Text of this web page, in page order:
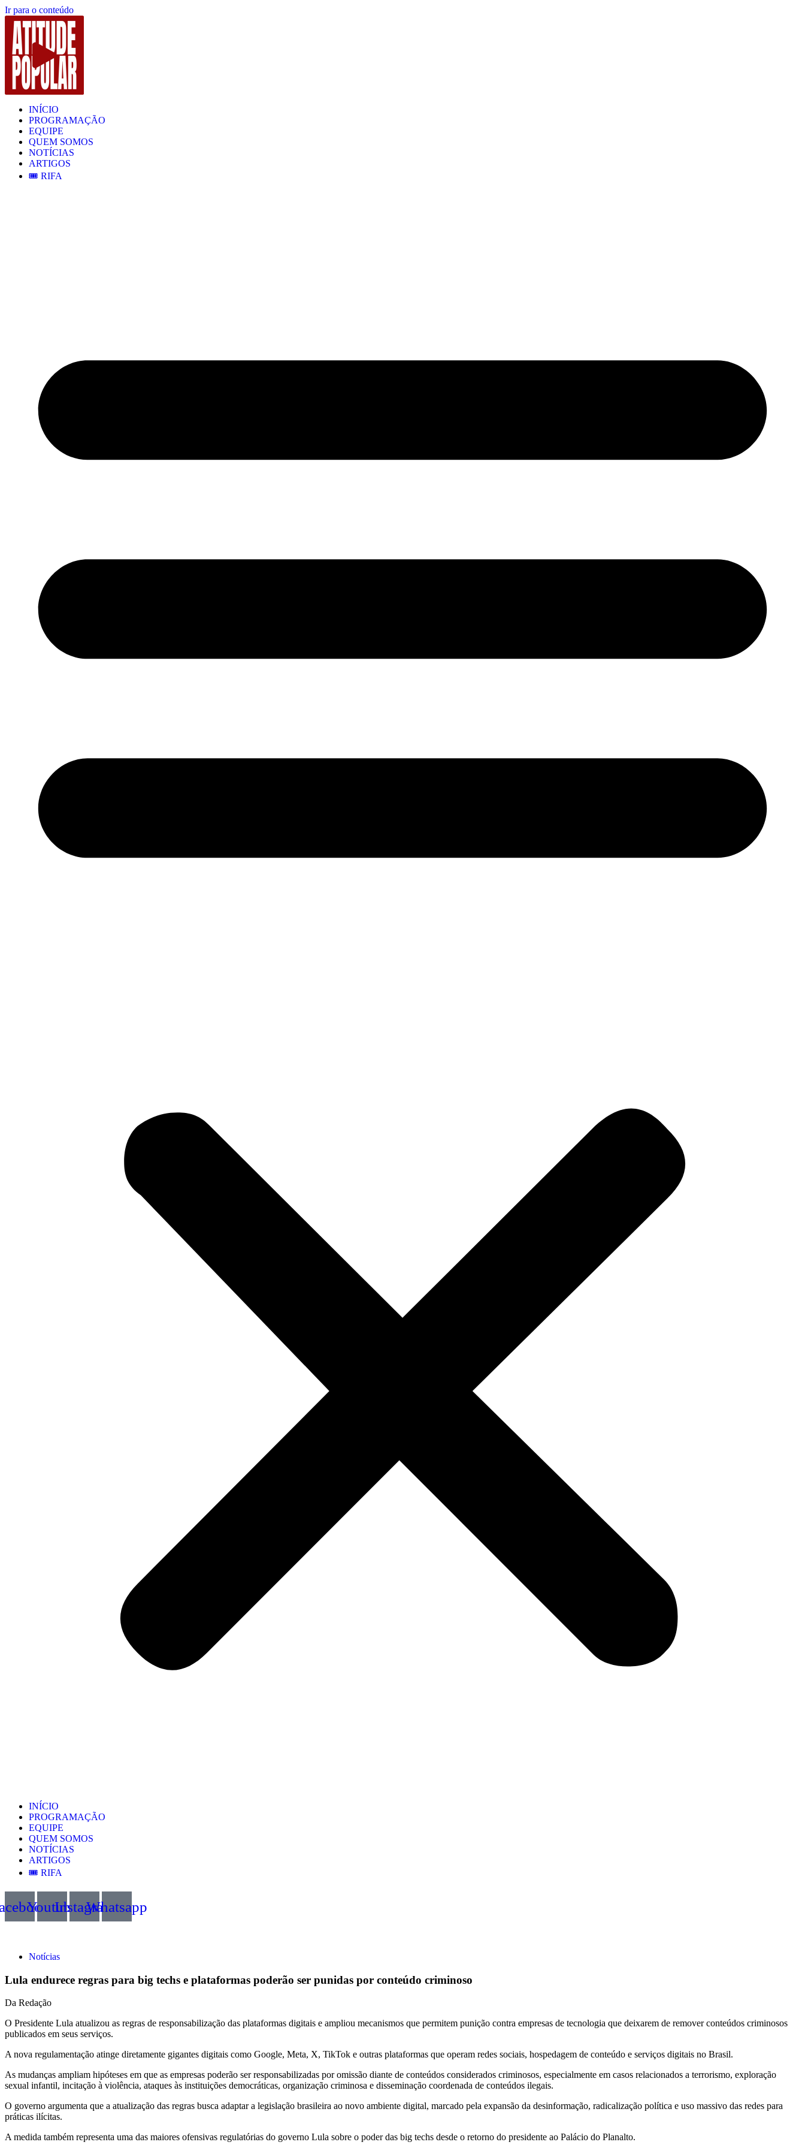
Ir para o conteúdo
INÍCIO
PROGRAMAÇÃO
EQUIPE
QUEM SOMOS
NOTÍCIAS
ARTIGOS
🎟️ RIFA
INÍCIO
PROGRAMAÇÃO
EQUIPE
QUEM SOMOS
NOTÍCIAS
ARTIGOS
🎟️ RIFA
YoutubeInstagramWhatsapp
Notícias
Lula endurece regras para big techs e plataformas poderão ser punidas por conteúdo criminoso
Da Redação
O Presidente Lula atualizou as regras de responsabilização das plataformas digitais e ampliou mecanismos que permitem punição contra empresas de tecnologia que deixarem de remover conteúdos criminosos
publicados em seus serviços.
A nova regulamentação atinge diretamente gigantes digitais como Google, Meta, X, TikTok e outras plataformas que operam redes sociais, hospedagem de conteúdo e serviços digitais no Brasil.
As mudanças ampliam hipóteses em que as empresas poderão ser responsabilizadas por omissão diante de conteúdos considerados criminosos, especialmente em casos relacionados a terrorismo, exploração
sexual infantil, incitação à violência, ataques às instituições democráticas, organização criminosa e disseminação coordenada de conteúdos ilegais.
O governo argumenta que a atualização das regras busca adaptar a legislação brasileira ao novo ambiente digital, marcado pela expansão da desinformação, radicalização política e uso massivo das redes para
práticas ilícitas.
A medida também representa uma das maiores ofensivas regulatórias do governo Lula sobre o poder das big techs desde o retorno do presidente ao Palácio do Planalto.